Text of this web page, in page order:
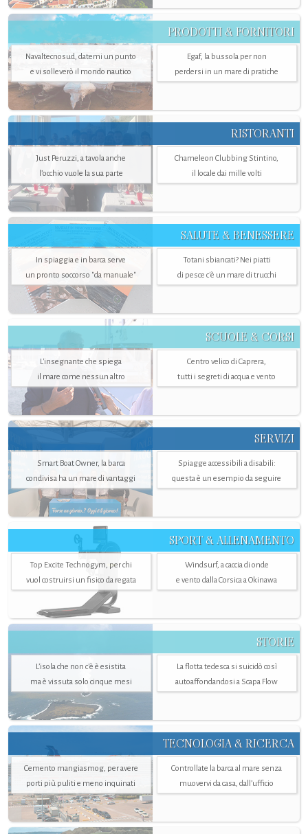
PRODOTTI & FORNITORI
Navaltecnosud, datemi un punto
e vi solleverò il mondo nautico
Egaf, la bussola per non
perdersi in un mare di pratiche
RISTORANTI
Just Peruzzi, a tavola anche
l’occhio vuole la sua parte
Chameleon Clubbing Stintino,
il locale dai mille volti
SALUTE & BENESSERE
In spiaggia e in barca serve
un pronto soccorso "da manuale"
Totani sbiancati? Nei piatti
di pesce c'è un mare di trucchi
SCUOLE & CORSI
L'insegnante che spiega
il mare come nessun altro
Centro velico di Caprera,
tutti i segreti di acqua e vento
SERVIZI
Smart Boat Owner, la barca
condivisa ha un mare di vantaggi
Spiagge accessibili a disabili:
questa è un esempio da seguire
SPORT & ALLENAMENTO
Top Excite Technogym, per chi
vuol costruirsi un fisico da regata
Windsurf, a caccia di onde
e vento dalla Corsica a Okinawa
STORIE
L’isola che non c'è è esistita
ma è vissuta solo cinque mesi
La flotta tedesca si suicidò così
autoaffondandosi a Scapa Flow
TECNOLOGIA & RICERCA
Cemento mangiasmog, per avere
porti più puliti e meno inquinati
Controllate la barca al mare senza
muovervi da casa, dall’ufficio